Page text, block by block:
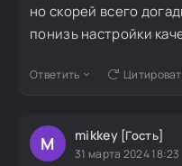
но скорей всего
понизь настройки
Ответить
M mikkey [Гость]
31 марта 2024 18:23